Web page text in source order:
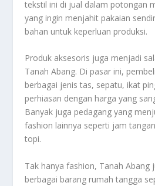
tekstil ini di jual dalam potongan
yang ingin menjahit pakaian
bahan untuk keperluan produksi.
Produk aksesoris juga menjadi
Tanah Abang. Di pasar ini,
berbagai jenis tas, sepatu, ikat
perhiasan dengan harga yang
Banyak juga pedagang yang
fashion lainnya seperti jam
topi.
Tak hanya fashion, Tanah Abang
berbagai barang rumah tangga